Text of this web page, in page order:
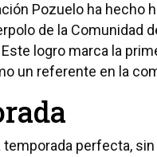
Pozuelo ha hecho
de la Comunidad
logro marca la
un referente en la
perfecta,